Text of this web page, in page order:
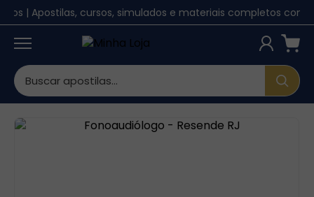
| Apostilas, cursos, simulados e materiais completos